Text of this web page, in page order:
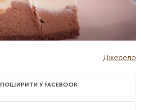
Джерело
ПОШИРИТИ У FACEBOOK